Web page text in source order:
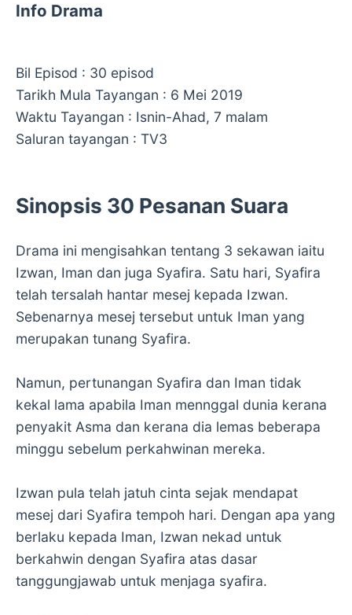
Info Drama
Bil Episod : 30 episod
Tarikh Mula Tayangan : 6 Mei 2019
Waktu Tayangan : Isnin-Ahad, 7 malam
Saluran tayangan : TV3
Sinopsis 30 Pesanan Suara
Drama ini mengisahkan tentang 3 sekawan iaitu
Izwan, Iman dan juga Syafira. Satu hari, Syafira
telah tersalah hantar mesej kepada Izwan.
Sebenarnya mesej tersebut untuk Iman yang
merupakan tunang Syafira.
Namun, pertunangan Syafira dan Iman tidak
kekal lama apabila Iman mennggal dunia kerana
penyakit Asma dan kerana dia lemas beberapa
minggu sebelum perkahwinan mereka.
Izwan pula telah jatuh cinta sejak mendapat
mesej dari Syafira tempoh hari. Dengan apa yang
berlaku kepada Iman, Izwan nekad untuk
berkahwin dengan Syafira atas dasar
tanggungjawab untuk menjaga syafira.